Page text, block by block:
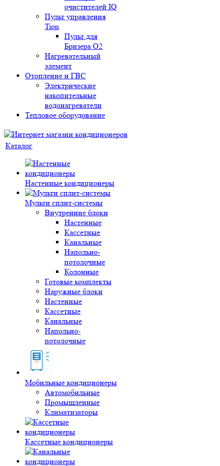
очистителей IQ
Пульт управления
Tion
Пульт для
Бризера O2
Нагревательный
элемент
Отопление и ГВС
Электрические
накопительные
водонагреватели
Тепловое оборудование
Каталог
Настенные кондиционеры
Мульти сплит-системы
Внутренние блоки
Настенные
Кассетные
Канальные
Напольно-
потолочные
Колонные
Готовые комплекты
Наружные блоки
Настенные
Кассетные
Канальные
Напольно-
потолочные
Мобильные кондиционеры
Автомобильные
Промышленные
Климатизаторы
Кассетные кондиционеры